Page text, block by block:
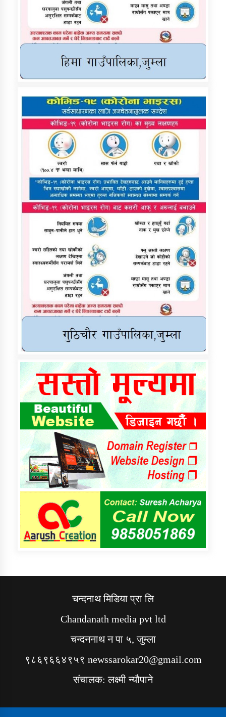
चन्दनाथ मिडिया प्रा लि
Chandanath media pvt ltd
चन्दननाथ न पा ५, जुम्ला
९८६९६६४९५९ newssarokar20@gmail.com
संचालक: लक्ष्मी न्यौपाने